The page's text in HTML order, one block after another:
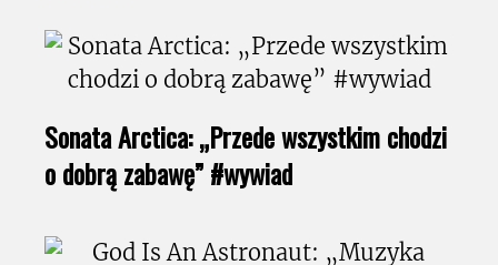
Sonata Arctica: „Przede wszystkim chodzi
o dobrą zabawę” #wywiad